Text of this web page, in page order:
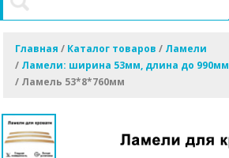
Главная / Каталог товаров / Ламели
/ Ламели: ширина 53мм, длина до 990мм
/ Ламель 53*8*760мм